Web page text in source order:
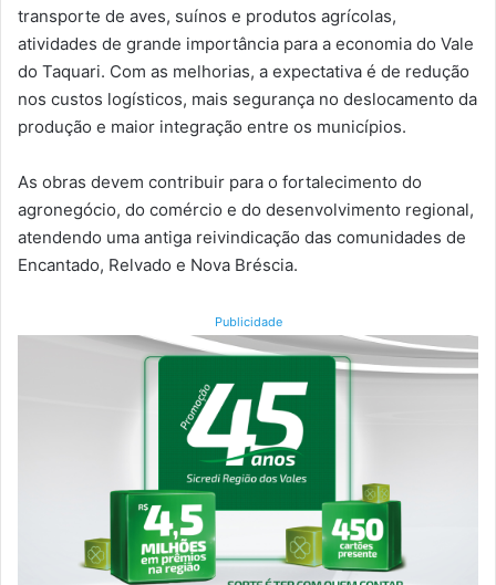
transporte de aves, suínos e produtos agrícolas,
atividades de grande importância para a economia do Vale
do Taquari. Com as melhorias, a expectativa é de redução
nos custos logísticos, mais segurança no deslocamento da
produção e maior integração entre os municípios.
As obras devem contribuir para o fortalecimento do
agronegócio, do comércio e do desenvolvimento regional,
atendendo uma antiga reivindicação das comunidades de
Encantado, Relvado e Nova Bréscia.
Publicidade